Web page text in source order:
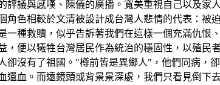
議與感嘆、陳儀的廣播。寬美重視自己以及
色相較於文清被設計成台灣人悲情的代表：
一種救贖，似乎告訴著我們在這樣一個充
，便以犧牲台灣居民作為統治的穩固性，以殖
沒有了祖國。"樽前皆是異鄉人"，他們同病，
血。而遠鏡頭或背景景深處，我們只看見倒